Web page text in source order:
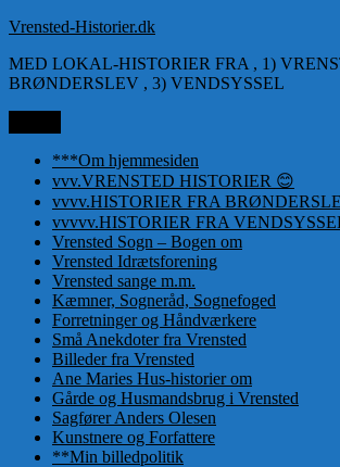
Videre
indhold
Vrensted-Historier.dk
MED LOKAL-HISTORIER FRA , 1)
BRØNDERSLEV , 3) VENDSYSSEL
***Om hjemmesiden
vvv.VRENSTED HISTORIER 😊
vvvv.HISTORIER FRA
vvvvv.HISTORIER FRA
Vrensted Sogn – Bogen om
Vrensted Idrætsforening
Vrensted sange m.m.
Kæmner, Sogneråd, Sognefoged
Forretninger og Håndværkere
Små Anekdoter fra Vrensted
Billeder fra Vrensted
Ane Maries Hus-historier om
Gårde og Husmandsbrug i Vrensted
Sagfører Anders Olesen
Kunstnere og Forfattere
**Min billedpolitik